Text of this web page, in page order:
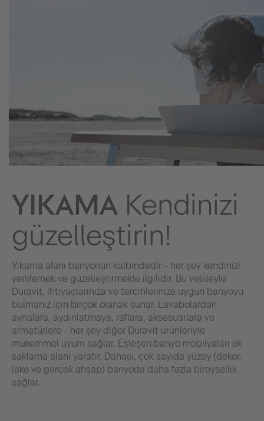
YIKAMA Kendinizi
güzelleştirin!
Yıkama alanı banyonun kalbindedir - her şey kendinizi
yenilemek ve güzelleştirmekle ilgilidir. Bu vesileyle
Duravit, ihtiyaçlarınıza ve tercihlerinize uygun banyoyu
bulmanız için birçok olanak sunar. Lavabolardan
aynalara, aydınlatmaya, raflara, aksesuarlara ve
armatürlere - her şey diğer Duravit ürünleriyle
mükemmel uyum sağlar. Eşleşen banyo mobilyaları ek
saklama alanı yaratır. Dahası, çok sayıda yüzey (dekor,
lake ve gerçek ahşap) banyoda daha fazla bireysellik
sağlar.